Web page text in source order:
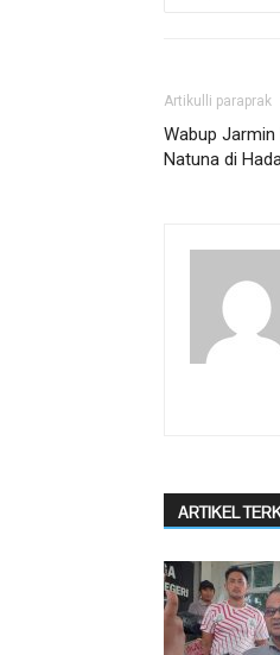
Artikulli paraprak
Wabup
Natuna di
ARTIKEL